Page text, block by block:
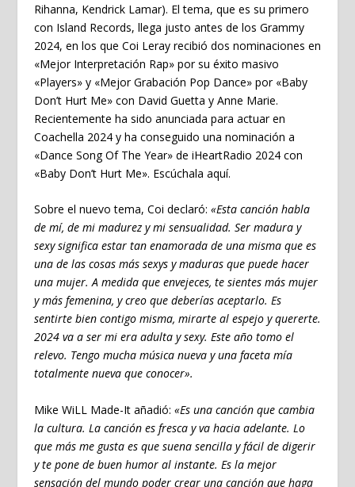
Rihanna, Kendrick Lamar). El tema, que es su primero
con Island Records, llega justo antes de los Grammy
2024, en los que Coi Leray recibió dos nominaciones en
«Mejor Interpretación Rap» por su éxito masivo
«Players» y «Mejor Grabación Pop Dance» por «Baby
Don’t Hurt Me» con David Guetta y Anne Marie.
Recientemente ha sido anunciada para actuar en
Coachella 2024 y ha conseguido una nominación a
«Dance Song Of The Year» de iHeartRadio 2024 con
«Baby Don’t Hurt Me». Escúchala aquí.
Sobre el nuevo tema, Coi declaró: «Esta canción habla
de mí, de mi madurez y mi sensualidad. Ser madura y
sexy significa estar tan enamorada de una misma que es
una de las cosas más sexys y maduras que puede hacer
una mujer. A medida que envejeces, te sientes más mujer
y más femenina, y creo que deberías aceptarlo. Es
sentirte bien contigo misma, mirarte al espejo y quererte.
2024 va a ser mi era adulta y sexy. Este año tomo el
relevo. Tengo mucha música nueva y una faceta mía
totalmente nueva que conocer».
Mike WiLL Made-It añadió: «Es una canción que cambia
la cultura. La canción es fresca y va hacia adelante. Lo
que más me gusta es que suena sencilla y fácil de digerir
y te pone de buen humor al instante. Es la mejor
sensación del mundo poder crear una canción que haga